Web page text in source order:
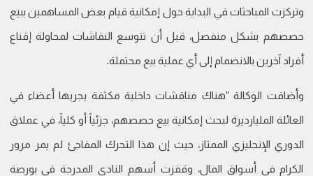
وتركزت المباحثات في البداية حول إمكانية قيام بعض المساهمين ببيع
حصصهم بشكل منفصل، قبل أن تتوسع النقاشات لمحاولة إقناع
أفراد آخرين بالانضمام إلى أي عملية بيع محتملة.
وأضافت الوكالة "هناك مناقشات داخلية مكثفة يجريها أعضاء في
العائلة المليارديرة لبحث إمكانية بيع حصصهم، جزئياً أو كلياً، في عملاق
الدوري الإنجليزي الممتاز، حيث إن هذا التحرك المفاجئ لم يمر مرور
الكرام في أسواق المال، وقفزت أسهم النادي المدرجة في بورصة